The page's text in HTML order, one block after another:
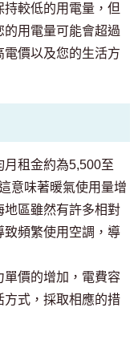
較低的用電量，但
用電量可能會超過
價以及您的生活方
租金約為5,500至
意味著暖氣使用量增
地區雖然有許多相對
致頻繁使用空調，導
單價的增加，電費容
方式，採取相應的措